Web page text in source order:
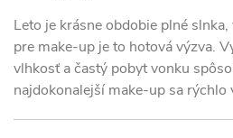
Leto je krásne obdobie plné
pre make-up je to hotová výzva.
vlhkosť a častý pobyt vonku
najdokonalejší make-up sa rýchlo